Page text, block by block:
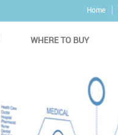
Home
WHERE TO BUY